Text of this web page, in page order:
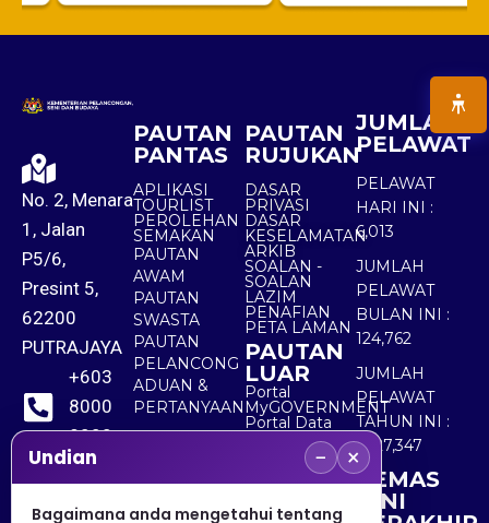
No. 2, Menara
1, Jalan
P5/6,
Presint 5,
62200
PUTRAJAYA
+603
8000
8000
+603
8891
PAUTAN
PANTAS
APLIKASI
TOURLIST
PEROLEHAN
SEMAKAN
PAUTAN
AWAM
PAUTAN
SWASTA
PAUTAN
PELANCONG
ADUAN &
PERTANYAAN
PAUTAN
RUJUKAN
DASAR
PRIVASI
DASAR
KESELAMATAN
ARKIB
SOALAN -
SOALAN
LAZIM
PENAFIAN
PETA LAMAN
PAUTAN
LUAR
Portal
MyGOVERNMENT
Portal Data
Terbuka
Sektor Awam
JUMLAH
PELAWAT
PELAWAT
HARI INI :
6,013
JUMLAH
PELAWAT
BULAN INI :
124,762
JUMLAH
PELAWAT
TAHUN INI :
5,527,347
KEMAS
KINI
Undian − ×
Bagaimana anda mengetahui tentang